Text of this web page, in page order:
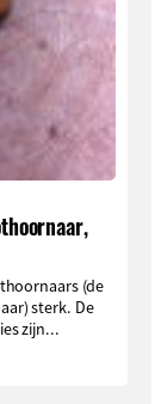
(de
sterk. De
zijn...